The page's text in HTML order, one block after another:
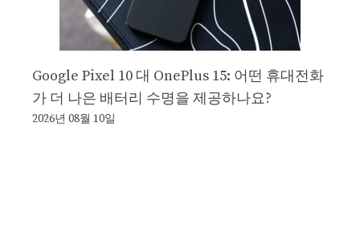
Google Pixel 10 대 OnePlus 15: 어떤 휴대전화
가 더 나은 배터리 수명을 제공하나요?
2026년 08월 10일